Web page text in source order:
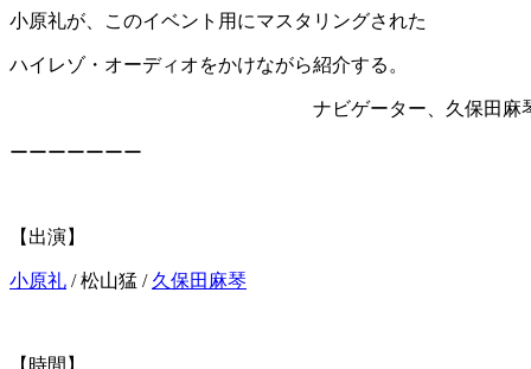
小原礼が、このイベント用にマスタリングされた
ハイレゾ・オーディオをかけながら紹介する。
ナビゲーター、久保田麻
ーーーーーーー
【出演】
小原礼 / 松山猛 / 久保田麻琴